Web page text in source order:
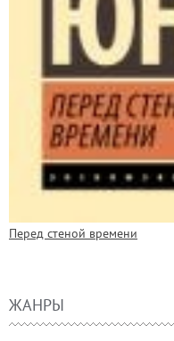
Перед стеной времени
ЖАНРЫ